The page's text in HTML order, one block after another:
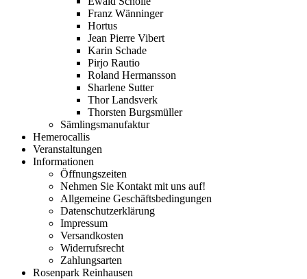
Franz Wänninger
Hortus
Jean Pierre Vibert
Karin Schade
Pirjo Rautio
Roland Hermansson
Sharlene Sutter
Thor Landsverk
Thorsten Burgsmüller
Sämlingsmanufaktur
Hemerocallis
Veranstaltungen
Informationen
Öffnungszeiten
Nehmen Sie Kontakt mit uns auf!
Allgemeine Geschäftsbedingungen
Datenschutzerklärung
Impressum
Versandkosten
Widerrufsrecht
Zahlungsarten
Rosenpark Reinhausen